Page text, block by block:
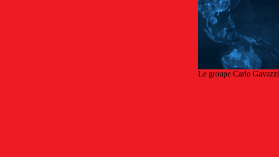
Le groupe Carlo Gavazzi